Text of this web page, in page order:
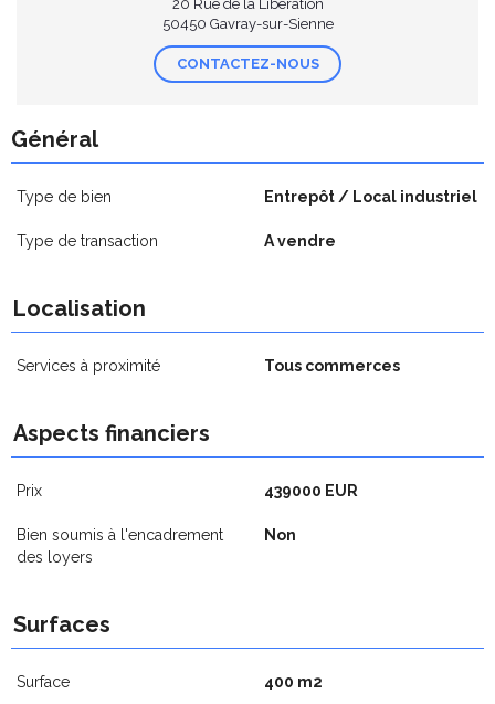
20 Rue de la Libération
50450 Gavray-sur-Sienne
CONTACTEZ-NOUS
Général
Type de bien Entrepôt / Local industriel
Type de transaction A vendre
Localisation
Services à proximité Tous commerces
Aspects financiers
Prix 439000 EUR
Bien soumis à l'encadrement
des loyers
Non
Surfaces
Surface 400 m2